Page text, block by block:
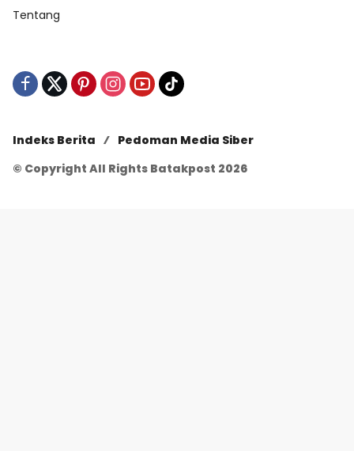
Tentang
Indeks Berita
Pedoman Media Siber
© Copyright All Rights Batakpost 2026